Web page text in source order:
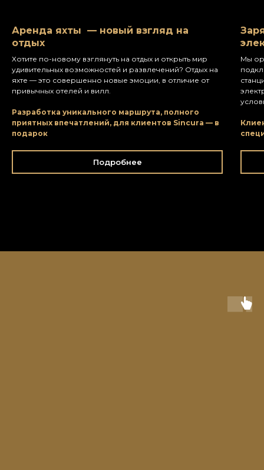
Аренда яхты — новый взгляд на
отдых
Хотите по-новому взглянуть на отдых и открыть мир
удивительных возможностей и развлечений? Отдых на
яхте — это совершенно новые эмоции, в отличие от
привычных отелей и вилл.
Разработка уникального маршрута, полного
приятных впечатлений, для клиентов Sincura — в
подарок
Подробнее
Мы